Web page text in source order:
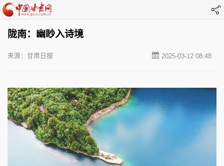
陇南：幽眇入诗境
2025-03-12 08:48
来源：甘肃日报